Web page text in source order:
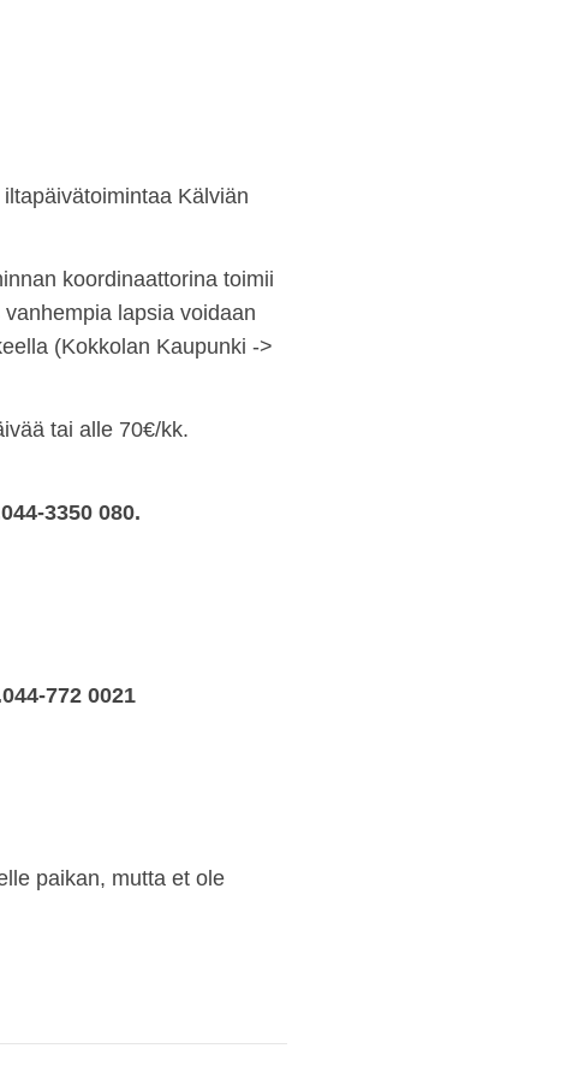
Kälviän
koordinaattorina toimii
lapsia voidaan
(Kokkolan Kaupunki ->
tai alle 70€/kk.
3350 080.
772 0021
paikan, mutta et ole